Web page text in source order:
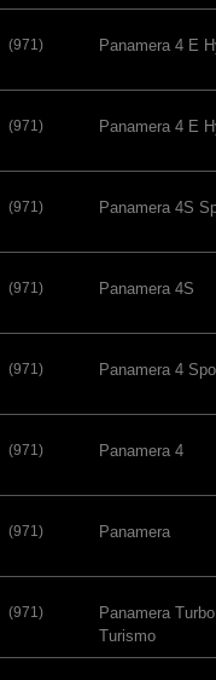
(971) Panamera 4 E
(971) Panamera 4 E
(971) Panamera 4S
(971) Panamera 4S
(971) Panamera 4
(971) Panamera 4
(971) Panamera
(971)
Panamera
Turismo